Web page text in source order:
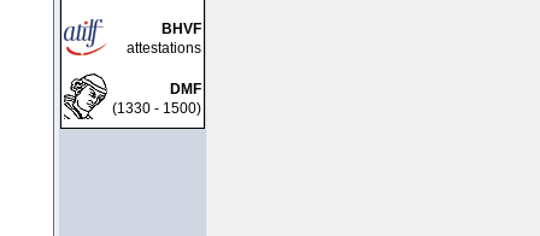
BHVF
attestations
DMF
(1330 - 1500)